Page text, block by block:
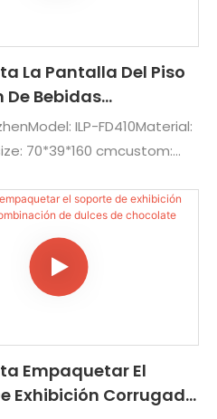
La Pantalla Del Piso
De Bebidas
DeILP-FD410Material:
70*39*160 cmcustom:
exhibición para bebidas,
para: supermercados,
escenas
Empaquetar El
Exhibición Corrugada